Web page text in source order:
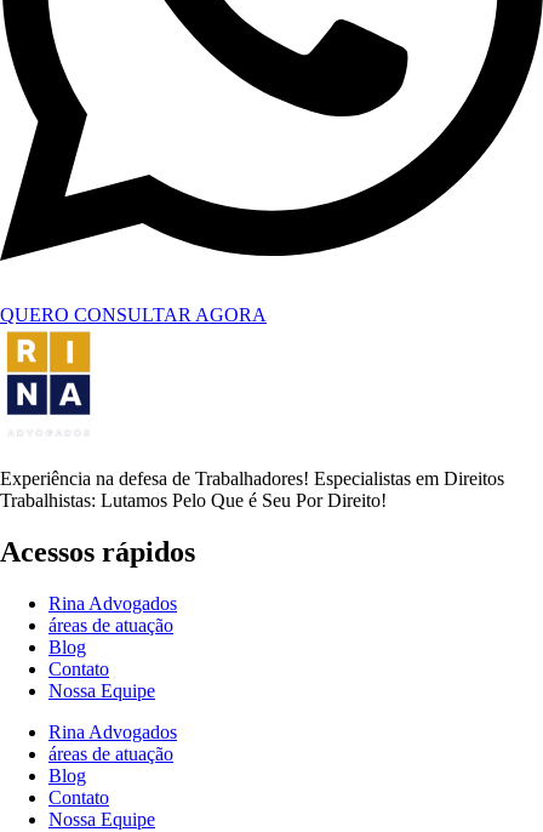
QUERO CONSULTAR AGORA
Experiência na defesa de Trabalhadores! Especialistas em Direitos
Trabalhistas: Lutamos Pelo Que é Seu Por Direito!
Acessos rápidos
Rina Advogados
áreas de atuação
Blog
Contato
Nossa Equipe
Rina Advogados
áreas de atuação
Blog
Contato
Nossa Equipe